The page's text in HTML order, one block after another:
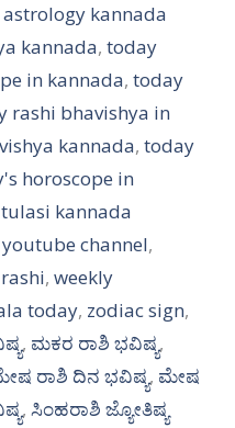
kannada
kannada, today
in kannada, today
rashi bhavishya in
kannada, today
horoscope in
tulasi kannada
channel,
, weekly
today, zodiac sign,
, ಮಕರ ರಾಶಿ ಭವಿಷ್ಯ,
ರಾಶಿ ದಿನ ಭವಿಷ್ಯ, ಮೇಷ
, ಸಿಂಹರಾಶಿ ಜ್ಯೋತಿಷ್ಯ